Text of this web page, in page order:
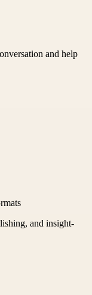
and help
and insight-